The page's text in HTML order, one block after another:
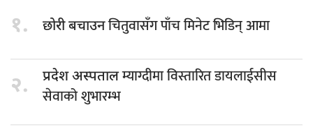
१. छोरी बचाउनचितुवासँग पाँच मिनेट भिडिन् आमा
२. प्रदेश अस्पतालम्याग्दीमा विस्तारित डायलाईसीस
सेवाको शुभारम्भ